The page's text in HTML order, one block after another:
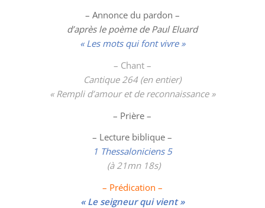
– Annonce du pardon –
d’après le poème de Paul Eluard
« Les mots qui font vivre »
– Chant –
Cantique 264 (en entier)
« Rempli d’amour et de reconnaissance »
– Prière –
– Lecture biblique –
1 Thessaloniciens 5
(à 21mn 18s)
– Prédication –
« Le seigneur qui vient »